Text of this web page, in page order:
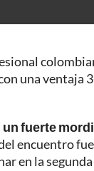
una ventaja
fuerte
encuentro
en la